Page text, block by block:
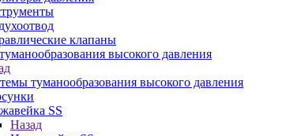
клапаны
высокого давления
туманообразования высокого давления
SS
Назад